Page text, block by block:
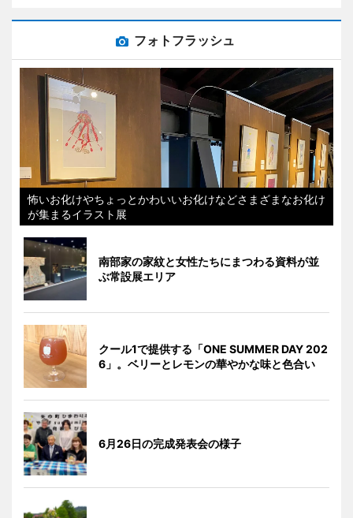
フォトフラッシュ
怖いお化けやちょっとかわいいお化けなどさまざまなお化け
が集まるイラスト展
南部家の家紋と女性たちにまつわる資料が並
ぶ常設展エリア
クール1で提供する「ONE SUMMER DAY 202
6」。ベリーとレモンの華やかな味と色合い
6月26日の完成発表会の様子